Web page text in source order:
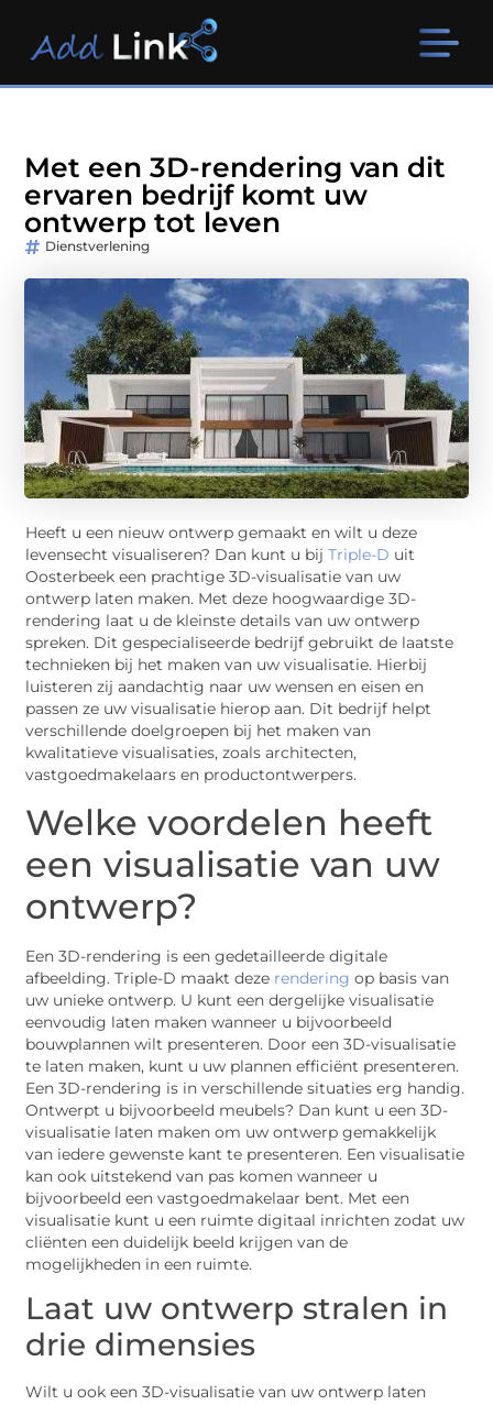
Met een 3D-rendering van dit
ervaren bedrijf komt uw
ontwerp tot leven
Dienstverlening
Heeft u een nieuw ontwerp gemaakt en wilt u deze
levensecht visualiseren? Dan kunt u bijTriple-D uit
Oosterbeek een prachtige 3D-visualisatie van uw
ontwerp laten maken. Met deze hoogwaardige 3D-
rendering laat u de kleinste details van uw ontwerp
spreken. Dit gespecialiseerde bedrijf gebruikt de laatste
technieken bij het maken van uw visualisatie. Hierbij
luisteren zij aandachtig naar uw wensen en eisen en
passen ze uw visualisatie hierop aan. Dit bedrijf helpt
verschillende doelgroepen bij het maken van
kwalitatieve visualisaties, zoals architecten,
vastgoedmakelaars en productontwerpers.
Welke voordelen heeft
een visualisatie van uw
ontwerp?
Een 3D-rendering is een gedetailleerde digitale
afbeelding. Triple-D maakt deze rendering op basis van
uw unieke ontwerp. U kunt een dergelijke visualisatie
eenvoudig laten maken wanneer u bijvoorbeeld
bouwplannen wilt presenteren. Door een 3D-visualisatie
te laten maken, kunt u uw plannen efficiënt presenteren.
Een 3D-rendering is in verschillende situaties erg handig.
Ontwerpt u bijvoorbeeld meubels? Dan kunt u een 3D-
visualisatie laten maken om uw ontwerp gemakkelijk
van iedere gewenste kant te presenteren. Een visualisatie
kan ook uitstekend van pas komen wanneer u
bijvoorbeeld een vastgoedmakelaar bent. Met een
visualisatie kunt u een ruimte digitaal inrichten zodat uw
cliënten een duidelijk beeld krijgen van de
mogelijkheden in een ruimte.
Laat uw ontwerp stralen in
drie dimensies
Wilt u ook een 3D-visualisatie van uw ontwerp laten